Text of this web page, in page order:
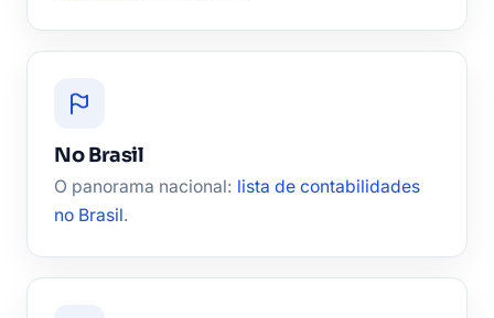
No Brasil
O panorama nacional: lista de contabilidades
no Brasil.